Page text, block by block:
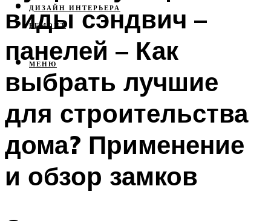
ДИЗАЙН ИНТЕРЬЕРА
РЕМОНТ
МЕНЮ
виды сэндвич –
панелей – Как
выбрать лучшие
для строительства
дома? Применение
и обзор замков